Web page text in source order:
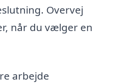
Overvej
når du vælger en
arbejde